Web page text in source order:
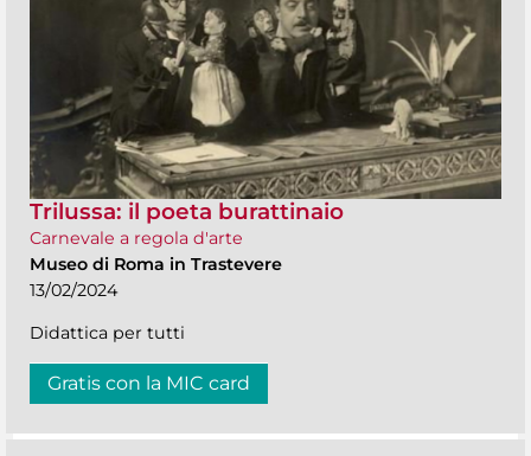
Trilussa: il poeta burattinaio
Carnevale a regola d'arte
Museo di Roma in Trastevere
13/02/2024
Didattica per tutti
Gratis con la MIC card